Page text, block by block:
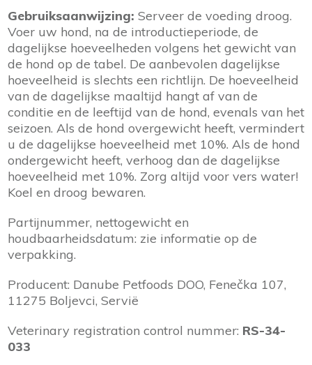
Gebruiksaanwijzing: Serveer de voeding droog.
Voer uw hond, na de introductieperiode, de
dagelijkse hoeveelheden volgens het gewicht van
de hond op de tabel. De aanbevolen dagelijkse
hoeveelheid is slechts een richtlijn. De hoeveelheid
van de dagelijkse maaltijd hangt af van de
conditie en de leeftijd van de hond, evenals van het
seizoen. Als de hond overgewicht heeft, vermindert
u de dagelijkse hoeveelheid met 10%. Als de hond
ondergewicht heeft, verhoog dan de dagelijkse
hoeveelheid met 10%. Zorg altijd voor vers water!
Koel en droog bewaren.
Partijnummer, nettogewicht en
houdbaarheidsdatum: zie informatie op de
verpakking.
Producent: Danube Petfoods DOO, Fenečka 107,
11275 Boljevci, Servië
Veterinary registration control nummer: RS-34-
033